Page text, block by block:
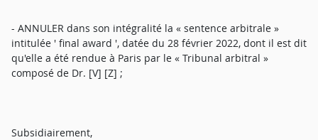
- ANNULER dans son intégralité la « sentence arbitrale »
intitulée ' final award ', datée du 28 février 2022, dont il est dit
qu'elle a été rendue à Paris par le « Tribunal arbitral »
composé de Dr. [V] [Z] ;
Subsidiairement,